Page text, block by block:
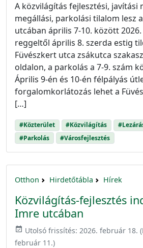
A közvilágítás fejlesztési, javítási
megállási, parkolási tilalom lesz
utcában április 7-10. között
reggeltől április 8. szerda estig
Füvészkert utca zsákutca
oldalon, a parkolás a 7-9. szám
Április 9-én és 10-én félpályás
forgalomkorlátozás lehet a
[…]
#Közterület #Közvilágítás
#Parkolás
#Városfejlesztés
Otthon Hirdetőtábla Hírek
Közvilágítás-fejlesztés
Imre utcában
event_available Utolsó frissítés: 2026. február 18.
február 11.)